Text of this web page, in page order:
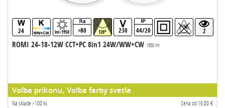
24 lm>1950 >80 120° 230 44/20 2
ROMI 24-18-12W CCT+PC 8in1 24W/WW+CW 1950 lm
Voľba príkonu, Voľba farby svetla
Na sklade >100 ks Cena od 16,00 €